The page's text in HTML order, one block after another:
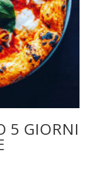
5 GIORNI